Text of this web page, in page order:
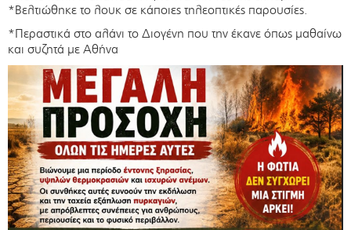
*Βελτιώθηκε το λουκ σε κάποιες τηλεοπτικές παρουσίες.
*Περαστικά στο αλάνι το Διογένη που την έκανε όπως μαθαίνω
και συζητά με Αθήνα